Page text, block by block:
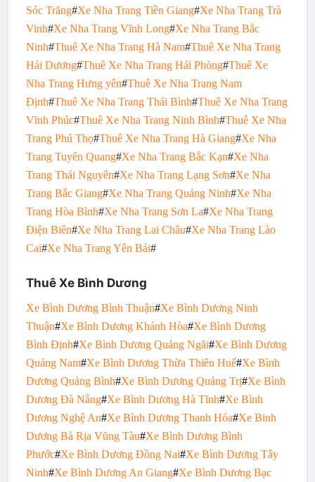
Sóc Trăng#Xe Nha Trang Tiền Giang#Xe Nha Trang Trà
Vinh#Xe Nha Trang Vĩnh Long#Xe Nha Trang Bắc
Ninh#Thuê Xe Nha Trang Hà Nam#Thuê Xe Nha Trang
Hải Dương#Thuê Xe Nha Trang Hải Phòng#Thuê Xe
Nha Trang Hưng yên#Thuê Xe Nha Trang Nam
Định#Thuê Xe Nha Trang Thái Bình#Thuê Xe Nha Trang
Vĩnh Phúc#Thuê Xe Nha Trang Ninh Bình#Thuê Xe Nha
Trang Phú Thọ#Thuê Xe Nha Trang Hà Giang#Xe Nha
Trang Tuyên Quang#Xe Nha Trang Bắc Kạn#Xe Nha
Trang Thái Nguyên#Xe Nha Trang Lạng Sơn#Xe Nha
Trang Bắc Giang#Xe Nha Trang Quảng Ninh#Xe Nha
Trang Hòa Bình#Xe Nha Trang Sơn La#Xe Nha Trang
Điện Biên#Xe Nha Trang Lai Châu#Xe Nha Trang Lào
Cai#Xe Nha Trang Yên Bái#
Thuê Xe Bình Dương
Xe Bình Dương Bình Thuận#Xe Bình Dương Ninh
Thuận#Xe Bình Dương Khánh Hòa#Xe Bình Dương
Bình Định#Xe Bình Dương Quảng Ngãi#Xe Bình Dương
Quảng Nam#Xe Bình Dương Thừa Thiên Huế#Xe Bình
Dương Quảng Bình#Xe Bình Dương Quảng Trị#Xe Bình
Dương Đà Nẵng#Xe Bình Dương Hà Tĩnh#Xe Bình
Dương Nghệ An#Xe Bình Dương Thanh Hóa#Xe Binh
Dương Bà Rịa Vũng Tàu#Xe Bình Dương Bình
Phước#Xe Bình Dương Đồng Nai#Xe Bình Dương Tây
Ninh#Xe Bình Dương An Giang#Xe Bình Dương Bạc